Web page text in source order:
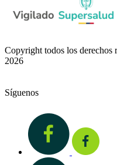
Copyright todos los
2026
Síguenos